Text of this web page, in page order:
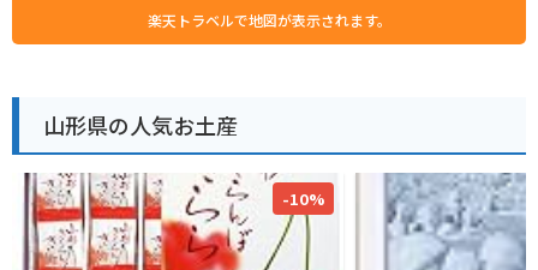
楽天トラベルで地図が表示されます。
山形県の人気お土産
-10%